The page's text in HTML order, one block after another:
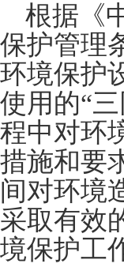
根据《
保护管理
环境保护
使用的“
程中对环
措施和要
间对环境
采取有效
境保护工